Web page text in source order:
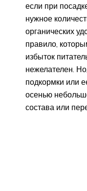
если при
нужное
органических
правило,
избыток
нежелателен.
подкормки или
осенью
состава или